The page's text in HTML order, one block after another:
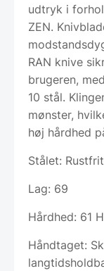
udtryk i
ZEN.
RAN knive
brugeren,
10 stål.
mønster,
høj hårdhed
Stålet:
Lag: 69
Hårdhed: 61
Håndtaget: